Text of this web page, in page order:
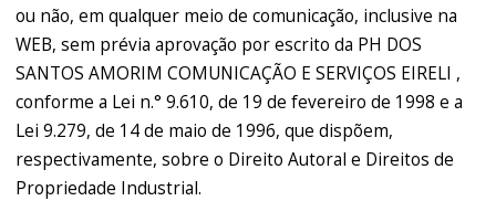
ou não, em qualquer meio de comunicação, inclusive na
WEB, sem prévia aprovação por escrito da PH DOS
SANTOS AMORIM COMUNICAÇÃO E SERVIÇOS EIRELI ,
conforme a Lei n.° 9.610, de 19 de fevereiro de 1998 e a
Lei 9.279, de 14 de maio de 1996, que dispõem,
respectivamente, sobre o Direito Autoral e Direitos de
Propriedade Industrial.